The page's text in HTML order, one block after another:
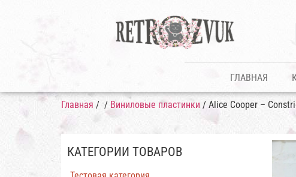
ГЛАВНАЯ
Главная / / Виниловые пластинки / Alice Cooper –
КАТЕГОРИИ ТОВАРОВ